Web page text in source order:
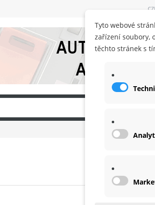
Tyto webové
zařízení soubory,
těchto stránek s